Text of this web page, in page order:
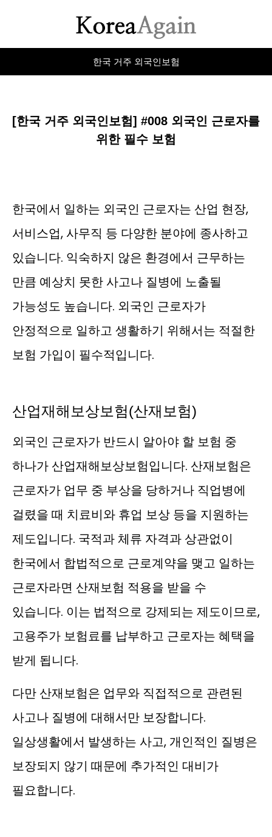
한국 거주 외국인보험
[한국 거주 외국인보험] #008 외국인 근로자를
위한 필수 보험
한국에서 일하는 외국인 근로자는 산업 현장,
서비스업, 사무직 등 다양한 분야에 종사하고
있습니다. 익숙하지 않은 환경에서 근무하는
만큼 예상치 못한 사고나 질병에 노출될
가능성도 높습니다. 외국인 근로자가
안정적으로 일하고 생활하기 위해서는 적절한
보험 가입이 필수적입니다.
산업재해보상보험(산재보험)
외국인 근로자가 반드시 알아야 할 보험 중
하나가 산업재해보상보험입니다. 산재보험은
근로자가 업무 중 부상을 당하거나 직업병에
걸렸을 때 치료비와 휴업 보상 등을 지원하는
제도입니다. 국적과 체류 자격과 상관없이
한국에서 합법적으로 근로계약을 맺고 일하는
근로자라면 산재보험 적용을 받을 수
있습니다. 이는 법적으로 강제되는 제도이므로,
고용주가 보험료를 납부하고 근로자는 혜택을
받게 됩니다.
다만 산재보험은 업무와 직접적으로 관련된
사고나 질병에 대해서만 보장합니다.
일상생활에서 발생하는 사고, 개인적인 질병은
보장되지 않기 때문에 추가적인 대비가
필요합니다.